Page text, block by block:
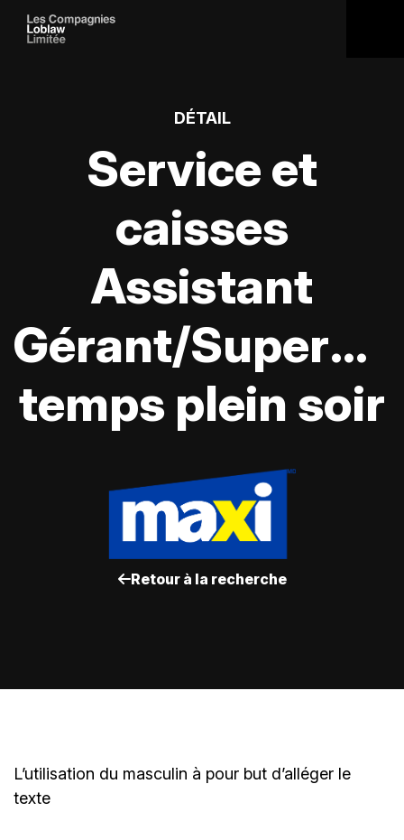
DÉTAIL
Service et
caisses
Assistant
Gérant/
temps plein soir
Retour à la recherche
L’utilisation du masculin à pour but d’alléger le
texte